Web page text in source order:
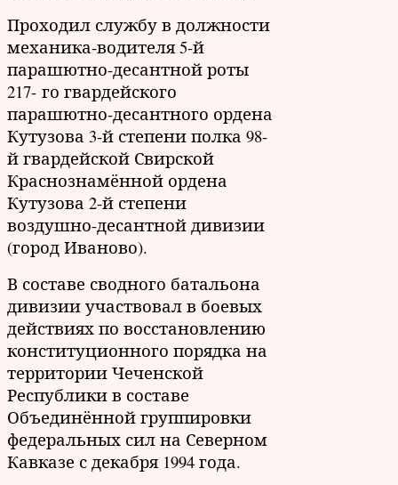
Проходил службу в должности
механика-водителя 5-й
парашютно-десантной роты
217- го гвардейского
парашютно-десантного ордена
Кутузова 3-й степени полка 98-
й гвардейской Свирской
Краснознамённой ордена
Кутузова 2-й степени
воздушно-десантной дивизии
(город Иваново).
В составе сводного батальона
дивизии участвовал в боевых
действиях по восстановлению
конституционного порядка на
территории Чеченской
Республики в составе
Объединённой группировки
федеральных сил на Северном
Кавказе с декабря 1994 года.